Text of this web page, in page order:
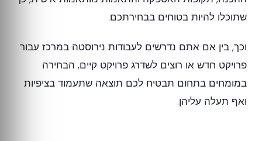
שתוכלו להיות בטוחים בבחירתכם.
וכך, בין אם אתם נדרשים לעבודות נירוסטה במרכז עבור
פרויקט חדש או רוצים לשדרג פרויקט קיים, הבחירה
במומחים בתחום תבטיח לכם תוצאה שתעמוד בציפיות
ואף תעלה עליהן.